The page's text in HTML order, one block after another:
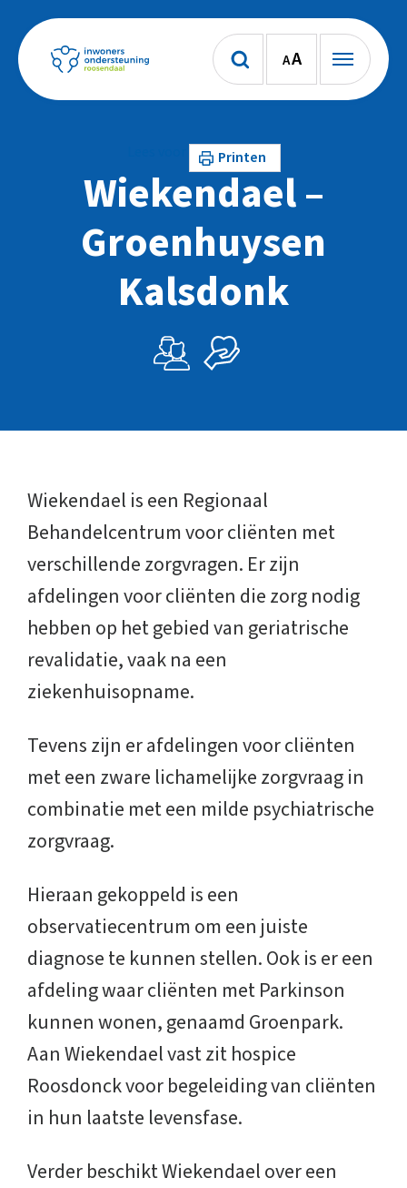
AA
Printen
Wiekendael –
Groenhuysen
Kalsdonk
Wiekendael is een Regionaal
Behandelcentrum voor cliënten met
verschillende zorgvragen. Er zijn
afdelingen voor cliënten die zorg nodig
hebben op het gebied van geriatrische
revalidatie, vaak na een
ziekenhuisopname.
Tevens zijn er afdelingen voor cliënten
met een zware lichamelijke zorgvraag in
combinatie met een milde psychiatrische
zorgvraag.
Hieraan gekoppeld is een
observatiecentrum om een juiste
diagnose te kunnen stellen. Ook is er een
afdeling waar cliënten met Parkinson
kunnen wonen, genaamd Groenpark.
Aan Wiekendael vast zit hospice
Roosdonck voor begeleiding van cliënten
in hun laatste levensfase.
Verder beschikt Wiekendael over een